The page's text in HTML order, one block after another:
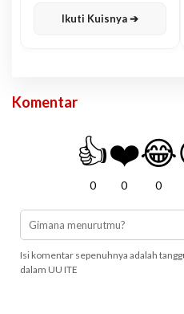
Ikuti Kuisnya ➔
Komentar
👍
0
❤️
0
😂
0
Isi komentar sepenuhnya adalah
dalam UU ITE